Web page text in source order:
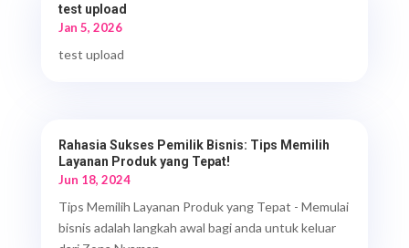
test upload
Jan 5, 2026
test upload
Rahasia Sukses Pemilik Bisnis: Tips Memilih
Layanan Produk yang Tepat!
Jun 18, 2024
Tips Memilih Layanan Produk yang Tepat - Memulai
bisnis adalah langkah awal bagi anda untuk keluar